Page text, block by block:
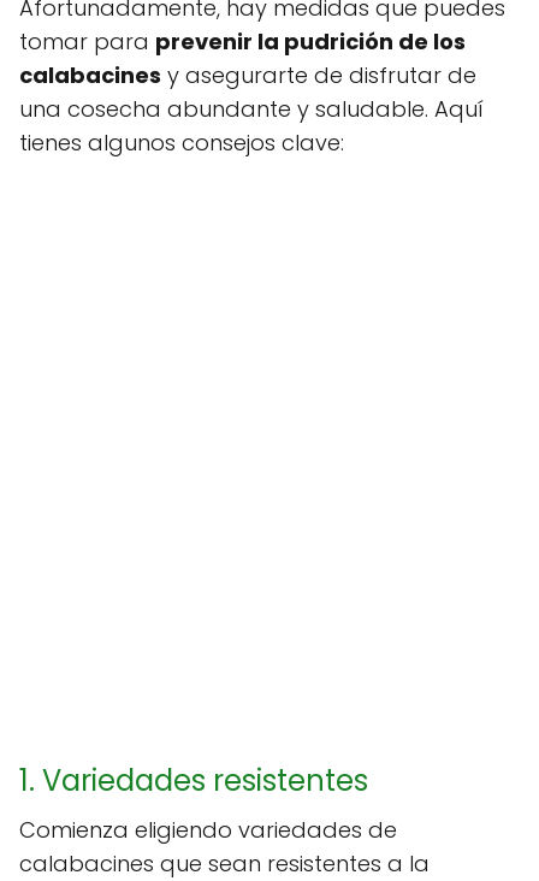
Afortunadamente, hay medidas que puedes
tomar para prevenir la pudrición de los
calabacines y asegurarte de disfrutar de
una cosecha abundante y saludable. Aquí
tienes algunos consejos clave:
1. Variedades resistentes
Comienza eligiendo variedades de
calabacines que sean resistentes a la